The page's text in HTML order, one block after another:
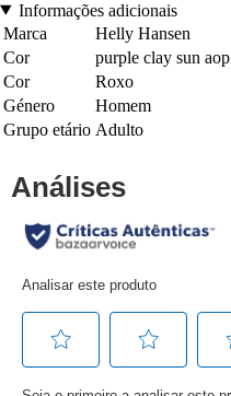
Informações adicionais
Marca
Helly Hansen
Cor
purple clay sun aop
Cor
Roxo
Género
Homem
Grupo etário Adulto